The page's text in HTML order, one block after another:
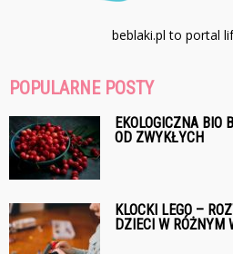
beblaki.pl to portal
POPULARNE POSTY
EKOLOGICZNA
OD ZWYKŁYCH
KLOCKI LEGO –
DZIECI W RÓŻNYM